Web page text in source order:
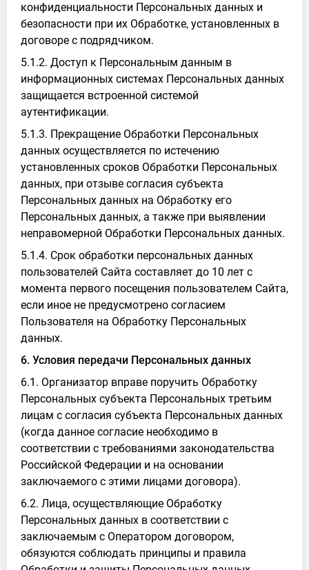
конфиденциальности Персональных данных и
безопасности при их Обработке, установленных в
договоре с подрядчиком.
5.1.2. Доступ к Персональным данным в
информационных системах Персональных данных
защищается встроенной системой
аутентификации.
5.1.3. Прекращение Обработки Персональных
данных осуществляется по истечению
установленных сроков Обработки Персональных
данных, при отзыве согласия субъекта
Персональных данных на Обработку его
Персональных данных, а также при выявлении
неправомерной Обработки Персональных данных.
5.1.4. Срок обработки персональных данных
пользователей Сайта составляет до 10 лет с
момента первого посещения пользователем Сайта,
если иное не предусмотрено согласием
Пользователя на Обработку Персональных
данных.
6. Условия передачи Персональных данных
6.1. Организатор вправе поручить Обработку
Персональных субъекта Персональных третьим
лицам с согласия субъекта Персональных данных
(когда данное согласие необходимо в
соответствии с требованиями законодательства
Российской Федерации и на основании
заключаемого с этими лицами договора).
6.2. Лица, осуществляющие Обработку
Персональных данных в соответствии с
заключаемым с Оператором договором,
обязуются соблюдать принципы и правила